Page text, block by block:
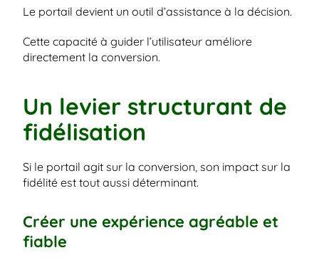
Le portail devient un outil d’assistance à la décision.
Cette capacité à guider l’utilisateur améliore
directement la conversion.
Un levier structurant de
fidélisation
Si le portail agit sur la conversion, son impact sur la
fidélité est tout aussi déterminant.
Créer une expérience agréable et
fiable